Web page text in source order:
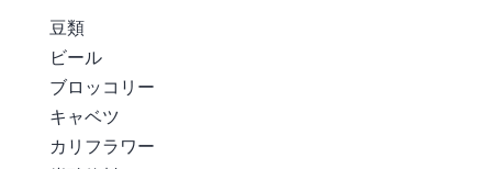
豆類
ビール
ブロッコリー
キャベツ
カリフラワー